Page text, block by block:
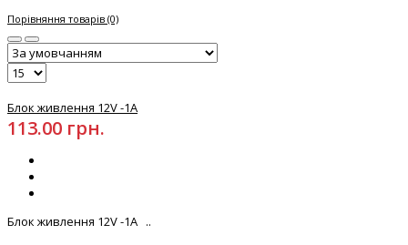
Порівняння товарів (0)
Блок живлення 12V -1А
113.00 грн.
Блок живлення 12V -1А ..